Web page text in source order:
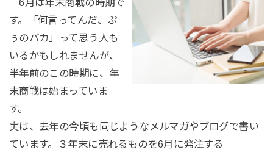
6月は年末商戦の時期で
す。「何言ってんだ、ぷ
ぅのバカ」って思う人も
いるかもしれませんが、
半年前のこの時期に、年
末商戦は始まっていま
す。
実は、去年の今頃も同じようなメルマガやブログで書い
ています。３年末に売れるものを6月に発注する